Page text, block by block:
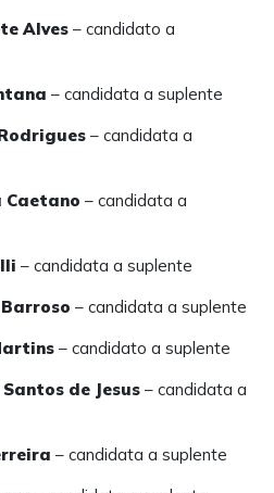
Alves – candidato a
– candidata a suplente
– candidata a
Caetano – candidata a
– candidata a suplente
– candidata a suplente
– candidato a suplente
de Jesus – candidata a
– candidata a suplente